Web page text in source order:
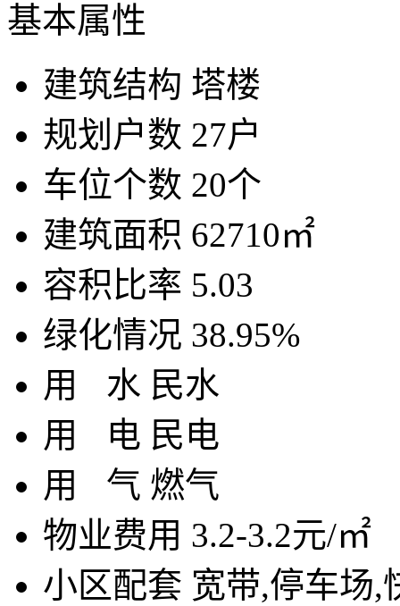
基本属性
建筑结构 塔楼
规划户数 27户
车位个数 20个
建筑面积 62710㎡
容积比率 5.03
绿化情况 38.95%
用 水 民水
用
电 民电
用 气 燃气
物业费用 3.2-3.2元/㎡
小区配套 宽带,停车场,